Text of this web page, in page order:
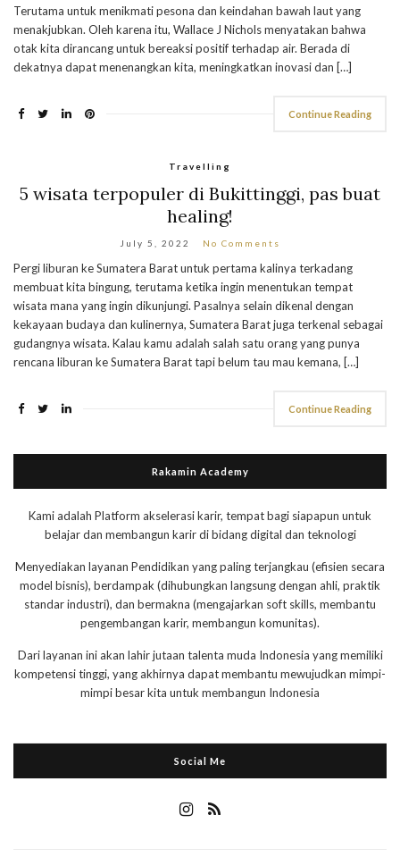
Terutama untuk menikmati pesona dan keindahan bawah laut yang
menakjubkan. Oleh karena itu, Wallace J Nichols menyatakan bahwa
otak kita dirancang untuk bereaksi positif terhadap air. Berada di
dekatnya dapat menenangkan kita, meningkatkan inovasi dan […]
Continue Reading
Travelling
5 wisata terpopuler di Bukittinggi, pas buat
healing!
July 5, 2022 No Comments
Pergi liburan ke Sumatera Barat untuk pertama kalinya terkadang
membuat kita bingung, terutama ketika ingin menentukan tempat
wisata mana yang ingin dikunjungi. Pasalnya selain dikenal dengan
kekayaan budaya dan kulinernya, Sumatera Barat juga terkenal sebagai
gudangnya wisata. Kalau kamu adalah salah satu orang yang punya
rencana liburan ke Sumatera Barat tapi belum tau mau kemana, […]
Continue Reading
Rakamin Academy
Kami adalah Platform akselerasi karir, tempat bagi siapapun untuk
belajar dan membangun karir di bidang digital dan teknologi
Menyediakan layanan Pendidikan yang paling terjangkau (efisien secara
model bisnis), berdampak (dihubungkan langsung dengan ahli, praktik
standar industri), dan bermakna (mengajarkan soft skills, membantu
pengembangan karir, membangun komunitas).
Dari layanan ini akan lahir jutaan talenta muda Indonesia yang memiliki
kompetensi tinggi, yang akhirnya dapat membantu mewujudkan mimpi-
mimpi besar kita untuk membangun Indonesia
Social Me